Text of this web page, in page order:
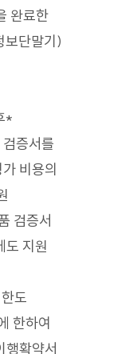
완료한
보단말기)
*
증서를
비용의
검증서
도 지원
도
한하여
행확약서